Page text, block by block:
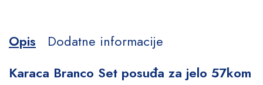
Opis
Dodatne informacije
Karaca Branco Set posuđa za jelo 57kom